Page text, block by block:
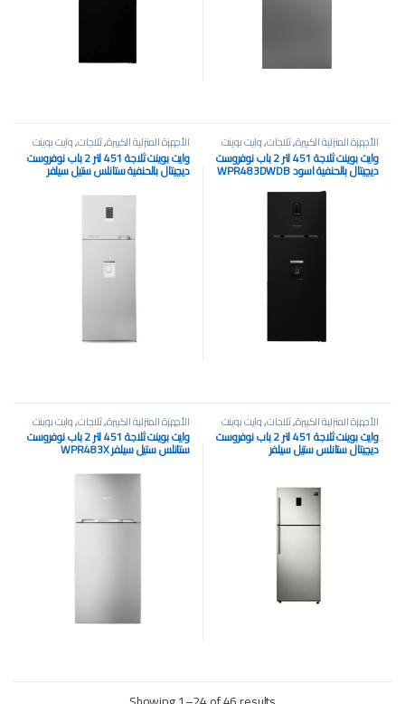
الأجهزة المنزلية الكبيرة,ثلاجات,وايت بوينت
وايت بوينت ثلاجة 451 لتر 2 باب نوفروست
ديچيتال بالحنفية اسود WPR483DWDB
الأجهزة المنزلية الكبيرة,ثلاجات,وايت بوينت
وايت بوينت ثلاجة 451 لتر 2 باب نوفروست
ديچيتال بالحنفية ستانلس ستيل سيلفر
WPR483DWDX
الأجهزة المنزلية الكبيرة,ثلاجات,وايت بوينت
وايت بوينت ثلاجة 451 لتر 2 باب نوفروست
ديچيتال ستانلس ستيل سيلفر
WPR483DX
الأجهزة المنزلية الكبيرة,ثلاجات,وايت بوينت
وايت بوينت ثلاجة 451 لتر 2 باب نوفروست
ستانلس ستيل سيلفر WPR483X